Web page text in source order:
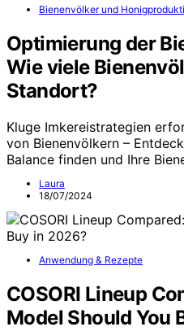
Bienenvölker und
Optimierung der
Wie viele
Standort?
Kluge Imkereistrategien
von Bienenvölkern –
Balance finden und Ihre
Laura
18/07/2024
Anwendung & Rezepte
COSORI Lineup
Model Should You